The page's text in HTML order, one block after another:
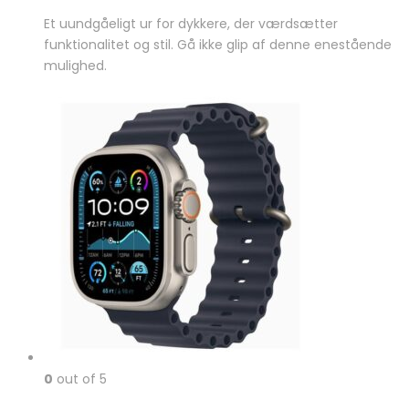
Et uundgåeligt ur for dykkere, der værdsætter
funktionalitet og stil. Gå ikke glip af denne enestående
mulighed.
0 out of 5